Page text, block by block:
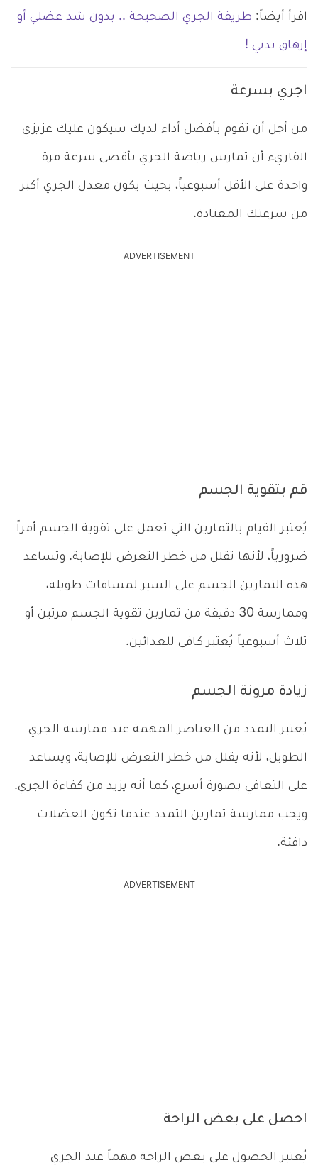
اقرأ أيضاً: طريقة الجري الصحيحة .. بدون شد عضلي أو
إرهاق بدني !
اجري بسرعة
من أجل أن تقوم بأفضل أداء لديك سيكون عليك عزيزي
القاريء أن تمارس رياضة الجري بأقصى سرعة مرة
واحدة على الأقل أسبوعياً، بحيث يكون معدل الجري أكبر
من سرعتك المعتادة.
ADVERTISEMENT
قم بتقوية الجسم
يُعتبر القيام بالتمارين التي تعمل على تقوية الجسم أمراً
ضرورياً، لأنها تقلل من خطر التعرض للإصابة. وتساعد
هذه التمارين الجسم على السير لمسافات طويلة،
وممارسة 30 دقيقة من تمارين تقوية الجسم مرتين أو
ثلاث أسبوعياً يُعتبر كافي للعدائين.
زيادة مرونة الجسم
يُعتبر التمدد من العناصر المهمة عند ممارسة الجري
الطويل، لأنه يقلل من خطر التعرض للإصابة، ويساعد
على التعافي بصورة أسرع، كما أنه يزيد من كفاءة الجري.
ويجب ممارسة تمارين التمدد عندما تكون العضلات
دافئة.
ADVERTISEMENT
احصل على بعض الراحة
يُعتبر الحصول على بعض الراحة مهماً عند الجري